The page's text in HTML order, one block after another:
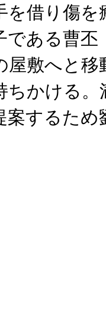
を借り傷
である曹
屋敷へと
ちかける
案するた